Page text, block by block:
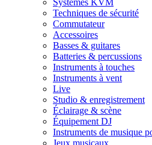
Systèmes KVM
Techniques de sécurité
Commutateur
Accessoires
Basses & guitares
Batteries & percussions
Instruments à touches
Instruments à vent
Live
Studio & enregistrement
Éclairage & scène
Équipement DJ
Instruments de musique
Jeux musicaux